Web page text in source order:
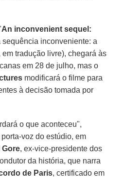
An inconvenient sequel:
sequência inconveniente: a
tradução livre), chegará às
em 28 de julho, mas o
modificará o filme para
à decisão tomada por
o que aconteceu",
porta-voz do estúdio, em
Gore, ex-vice-presidente dos
da história, que narra
de Paris, certificado em